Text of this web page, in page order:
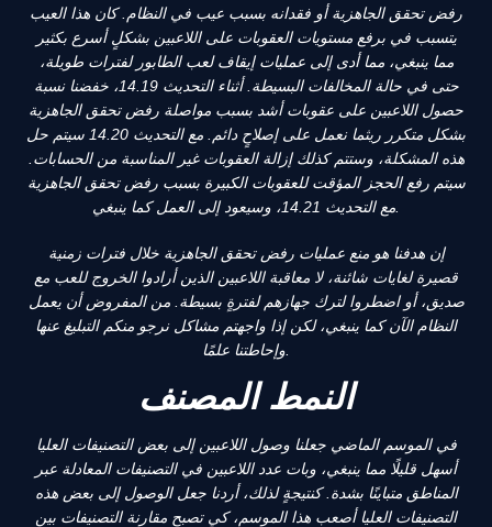
رفض تحقق الجاهزية أو فقدانه بسبب عيب في النظام. كان هذا العيب
يتسبب في برفع مستويات العقوبات على اللاعبين بشكلٍ أسرع بكثير
مما ينبغي، مما أدى إلى عمليات إيقاف لعب الطابور لفترات طويلة،
حتى في حالة المخالفات البسيطة. أثناء التحديث 14.19، خفضنا نسبة
حصول اللاعبين على عقوبات أشد بسبب مواصلة رفض تحقق الجاهزية
بشكل متكرر ريثما نعمل على إصلاحٍ دائم. مع التحديث 14.20 سيتم حل
هذه المشكلة، وستتم كذلك إزالة العقوبات غير المناسبة من الحسابات.
سيتم رفع الحجز المؤقت للعقوبات الكبيرة بسبب رفض تحقق الجاهزية
إن هدفنا هو منع عمليات رفض تحقق الجاهزية خلال فترات زمنية
قصيرة لغايات شائنة، لا معاقبة اللاعبين الذين أرادوا الخروج للعب مع
صديق، أو اضطروا لترك جهازهم لفترةٍ بسيطة. من المفروض أن يعمل
النظام الآن كما ينبغي، لكن إذا واجهتم مشاكل نرجو منكم التبليغ عنها
النمط المصنف
في الموسم الماضي جعلنا وصول اللاعبين إلى بعض التصنيفات العليا
أسهل قليلًا مما ينبغي، وبات عدد اللاعبين في التصنيفات المعادلة عبر
المناطق متباينًا بشدة. كنتيجةٍ لذلك، أردنا جعل الوصول إلى بعض هذه
التصنيفات العليا أصعب هذا الموسم، كي تصبح مقارنة التصنيفات بين